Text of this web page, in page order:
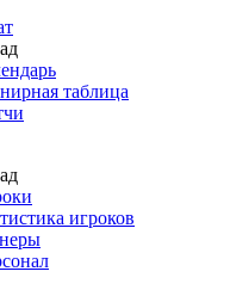
таблица
игроков